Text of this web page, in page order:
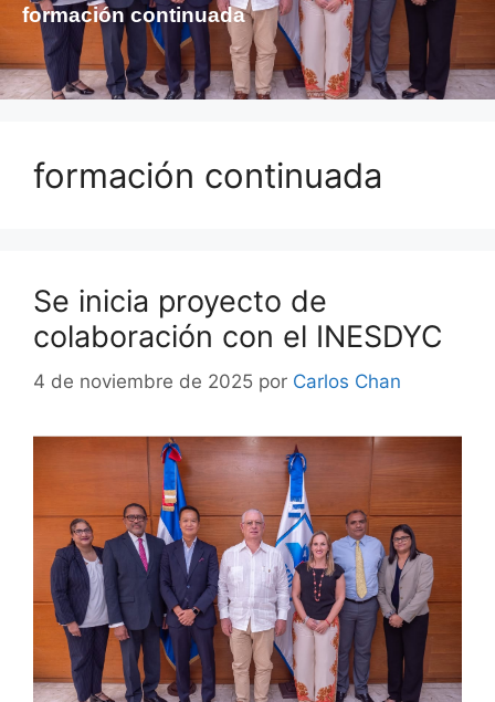
formación continuada
formación continuada
Se inicia proyecto de
colaboración con el INESDYC
4 de noviembre de 2025 por Carlos Chan